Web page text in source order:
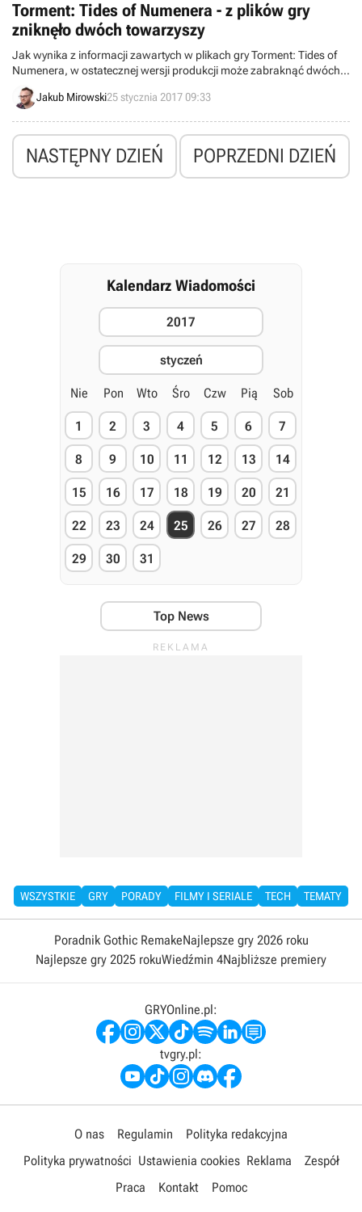
Torment: Tides of Numenera - z plików gry
zniknęło dwóch towarzyszy
Jak wynika z informacji zawartych w plikach gry Torment: Tides of
Numenera, w ostatecznej wersji produkcji może zabraknąć dwóch
towarzyszy: Ooma oraz Riastrada. Usunięcia tych postaci nie
potwierdziło na razie studio inXile Entertainment.
Jakub Mirowski25 stycznia 2017 09:33
NASTĘPNY DZIEŃ POPRZEDNI DZIEŃ
Kalendarz Wiadomości
2017
styczeń
Nie Pon Wto Śro Czw Pią Sob
1 2 3 4 5 6 7
8 9 10 11 12 13 14
15 16 17 18 19 20 21
22 23 24 25 26 27 28
29 30 31
Top News
WSZYSTKIE GRY PORADY FILMY I SERIALE TECH TEMATY
Poradnik Gothic RemakeNajlepsze gry 2026 roku
Najlepsze gry 2025 rokuWiedźmin 4Najbliższe premiery
GRYOnline.pl:
tvgry.pl:
O nas Regulamin
Polityka redakcyjna
Polityka prywatności Ustawienia cookies Reklama
Zespół
Praca
Kontakt Pomoc